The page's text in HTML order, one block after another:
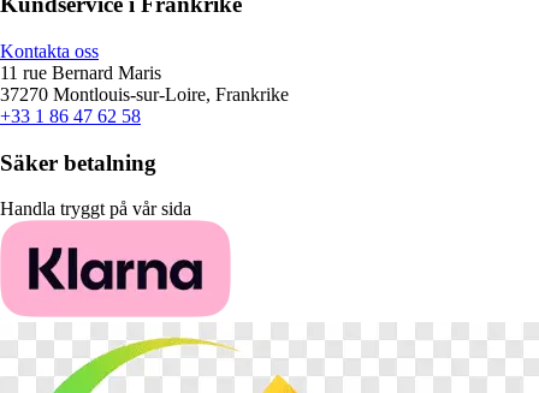
Kontakta oss
11 rue Bernard Maris
37270 Montlouis-sur-Loire, Frankrike
+33 1 86 47 62 58
Säker betalning
Handla tryggt på vår sida